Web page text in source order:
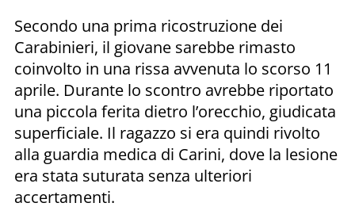
Secondo una prima ricostruzione dei
Carabinieri, il giovane sarebbe rimasto
coinvolto in una rissa avvenuta lo scorso 11
aprile. Durante lo scontro avrebbe riportato
una piccola ferita dietro l’orecchio, giudicata
superficiale. Il ragazzo si era quindi rivolto
alla guardia medica di Carini, dove la lesione
era stata suturata senza ulteriori
accertamenti.